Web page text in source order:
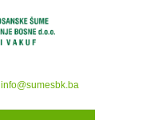
info@sumesbk.ba